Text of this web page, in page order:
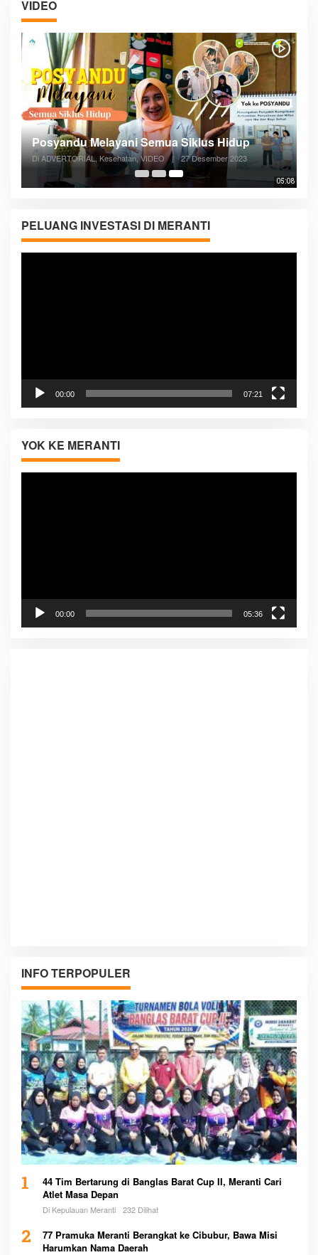
VIDEO
05:08
Posyandu Melayani Semua Siklus Hidup
Di ADVERTORIAL, Kesehatan, VIDEO | 27 Desember 2023
PELUANG INVESTASI DI MERANTI
00:00 07:21
YOK KE MERANTI
00:00 05:36
INFO TERPOPULER
1
44 Tim Bertarung di Banglas Barat Cup II, Meranti Cari
Atlet Masa Depan
Di Kepulauan Meranti 232 Dilihat
2
77 Pramuka Meranti Berangkat ke Cibubur, Bawa Misi
Harumkan Nama Daerah